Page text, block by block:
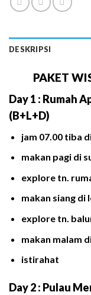
DESKRIPSI
PAKET
Day 1 : Rumah
(B+L+D)
jam 07.00 tiba
makan pagi di
explore tn.
makan siang di
explore tn.
makan malam
istirahat
Day 2 : Pulau